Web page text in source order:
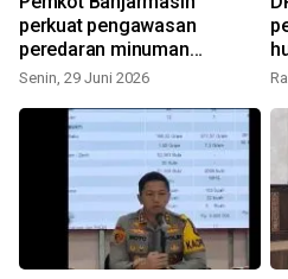
perkuat pengawasan
peredaran minuman
beralkohol
Senin, 29 Juni 2026